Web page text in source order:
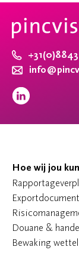
Hoe wij jou
Douane &
Bewaking